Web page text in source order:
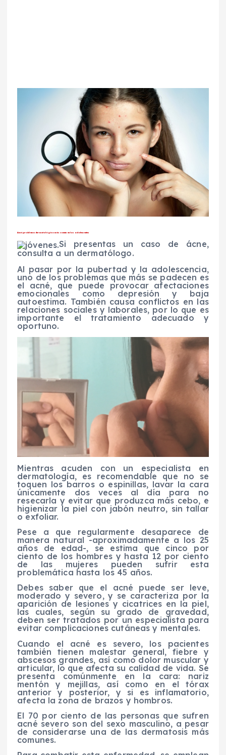
Acné, problema dermatológico más común en los adolescentes
Si presentas un caso de ácne,
consulta a un dermatólogo.
Al pasar por la pubertad y la adolescencia,
uno de los problemas que más se padecen es
el acné, que puede provocar afectaciones
emocionales como depresión y baja
autoestima. También causa conflictos en las
relaciones sociales y laborales, por lo que es
importante el tratamiento adecuado y
oportuno.
Mientras acuden con un especialista en
dermatología, es recomendable que no se
toquen los barros o espinillas, lavar la cara
únicamente dos veces al día para no
resecarla y evitar que produzca más cebo, e
higienizar la piel con jabón neutro, sin tallar
o exfoliar.
Pese a que regularmente desaparece de
manera natural -aproximadamente a los 25
años de edad-, se estima que cinco por
ciento de los hombres y hasta 12 por ciento
de las mujeres pueden sufrir esta
problemática hasta los 45 años.
Debes saber que el acné puede ser leve,
moderado y severo, y se caracteriza por la
aparición de lesiones y cicatrices en la piel,
las cuales, según su grado de gravedad,
deben ser tratados por un especialista para
evitar complicaciones cutáneas y mentales.
Cuando el acné es severo, los pacientes
también tienen malestar general, fiebre y
abscesos grandes, así como dolor muscular y
articular, lo que afecta su calidad de vida. Se
presenta comúnmente en la cara: nariz
mentón y mejillas, así como en el tórax
anterior y posterior, y si es inflamatorio,
afecta la zona de brazos y hombros.
El 70 por ciento de las personas que sufren
acné severo son del sexo masculino, a pesar
de considerarse una de las dermatosis más
comunes.